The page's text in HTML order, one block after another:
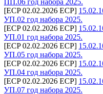
ПП.06 год набора 2025.
[ECP 02.02.2026 ECP]
УП.02 год набора 2025.
[ECP 02.02.2026 ECP]
УП.01 год набора 2025.
[ECP 02.02.2026 ECP]
УП.05 год набора 2025.
[ECP 02.02.2026 ECP]
УП.04 год набора 2025.
[ECP 02.02.2026 ECP]
УП.07 год набора 2025.